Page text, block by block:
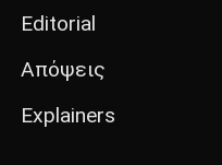
Editorial
Απόψεις
Explainers